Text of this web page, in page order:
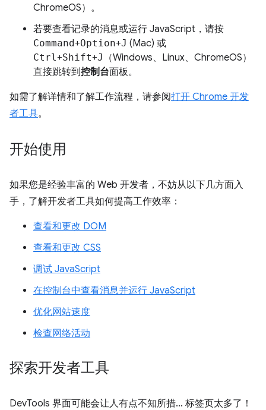
ChromeOS）。
若要查看记录的消息或运行 JavaScript，请按
Command+Option+J (Mac) 或
Ctrl+Shift+J
（Windows、Linux、ChromeOS）
直接跳转到控制台面板。
如需了解详情和了解工作流程，请参阅打开 Chrome 开发
者工具。
开始使用
如果您是经验丰富的 Web 开发者，不妨从以下几方面入
手，了解开发者工具如何提高工作效率：
查看和更改 DOM
查看和更改 CSS
调试 JavaScript
在控制台中查看消息并运行 JavaScript
优化网站速度
检查网络活动
探索开发者工具
DevTools 界面可能会让人有点不知所措... 标签页太多了！